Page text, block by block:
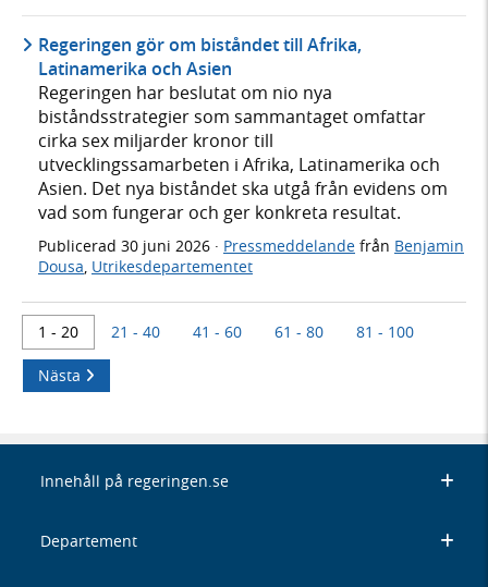
Regeringen gör om biståndet till Afrika,
Latinamerika och Asien
Regeringen har beslutat om nio nya
biståndsstrategier som sammantaget omfattar
cirka sex miljarder kronor till
utvecklingssamarbeten i Afrika, Latinamerika och
Asien. Det nya biståndet ska utgå från evidens om
vad som fungerar och ger konkreta resultat.
Publicerad 30 juni 2026 · Pressmeddelande från Benjamin
Dousa, Utrikesdepartementet
1 - 20 21 - 40 41 - 60 61 - 80 81 - 100
Nästa
Innehåll på regeringen.se
Departement